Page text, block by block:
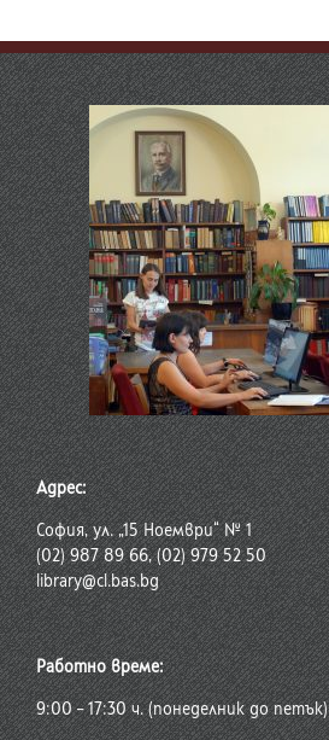
Адрес:
София, ул. „15 Ноември“ № 1
(02) 987 89 66, (02) 979 52 50
library@cl.bas.bg
Работно време:
9:00 – 17:30 ч. (понеделник до петък)